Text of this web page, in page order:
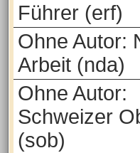
Führer (erf)
Ohne Autor:
Arbeit (nda)
Ohne Autor:
Schweizer
(sob)